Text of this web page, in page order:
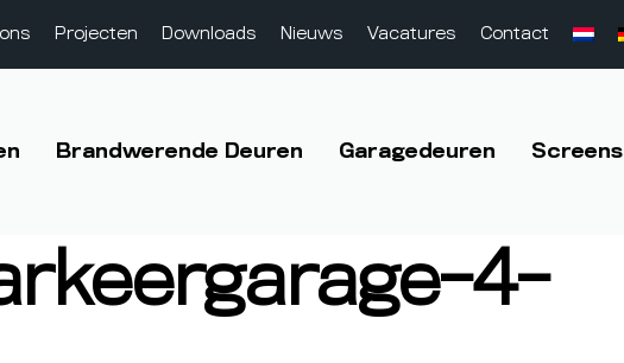
Projecten Downloads Nieuws Vacatures Contact
Brandwerende Deuren Garagedeuren Screens
4-